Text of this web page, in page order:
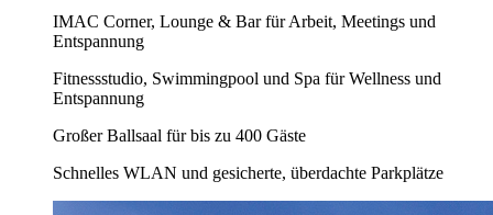
IMAC Corner, Lounge & Bar für Arbeit, Meetings und
Entspannung
Fitnessstudio, Swimmingpool und Spa für Wellness und
Entspannung
Großer Ballsaal für bis zu 400 Gäste
Schnelles WLAN und gesicherte, überdachte Parkplätze